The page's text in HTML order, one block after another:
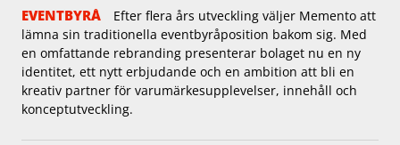
EVENTBYRÅ
Efter flera års utveckling väljer Memento att
lämna sin traditionella eventbyråposition bakom sig. Med
en omfattande rebranding presenterar bolaget nu en ny
identitet, ett nytt erbjudande och en ambition att bli en
kreativ partner för varumärkesupplevelser, innehåll och
konceptutveckling.